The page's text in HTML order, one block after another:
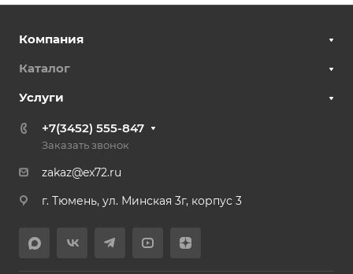
Компания
Каталог
Услуги
+7(3452) 555-847
Заказать звонок
zakaz@ex72.ru
г. Тюмень, ул. Минская 3г, корпус 3